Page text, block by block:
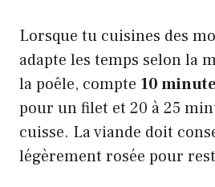
Lorsque tu cuisines des
adapte les temps selon la
la poêle, compte 10
pour un filet et 20 à 25
cuisse. La viande doit
légèrement rosée pour